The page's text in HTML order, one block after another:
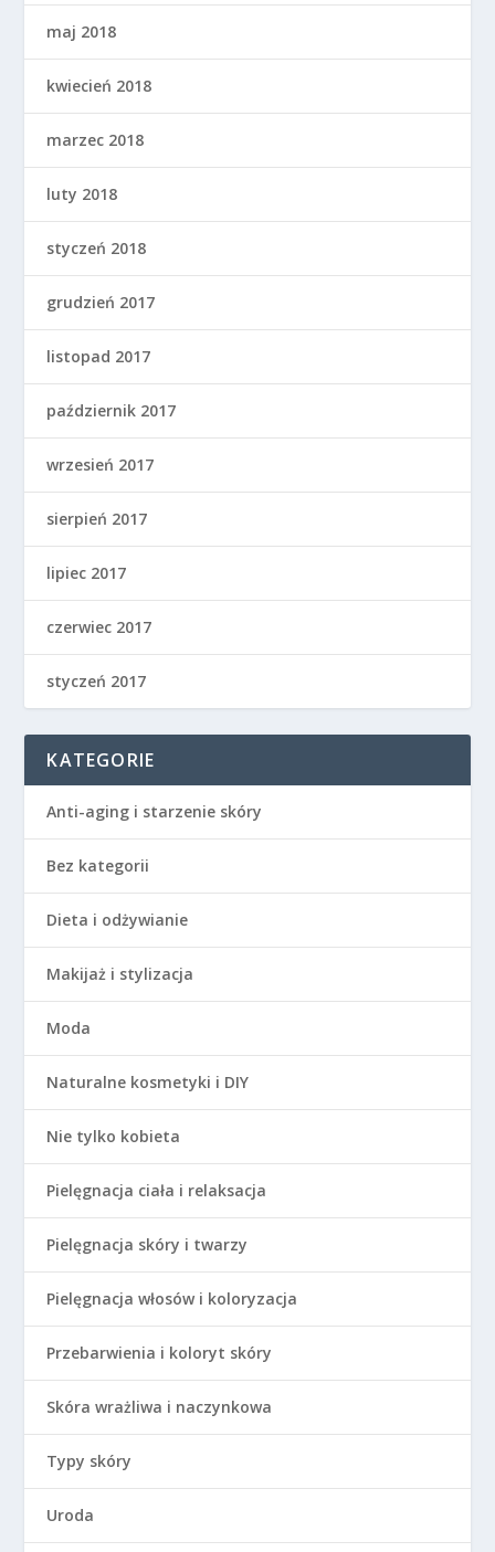
maj 2018
kwiecień 2018
marzec 2018
luty 2018
styczeń 2018
grudzień 2017
listopad 2017
październik 2017
wrzesień 2017
sierpień 2017
lipiec 2017
czerwiec 2017
styczeń 2017
KATEGORIE
Anti-aging i starzenie skóry
Bez kategorii
Dieta i odżywianie
Makijaż i stylizacja
Moda
Naturalne kosmetyki i DIY
Nie tylko kobieta
Pielęgnacja ciała i relaksacja
Pielęgnacja skóry i twarzy
Pielęgnacja włosów i koloryzacja
Przebarwienia i koloryt skóry
Skóra wrażliwa i naczynkowa
Typy skóry
Uroda